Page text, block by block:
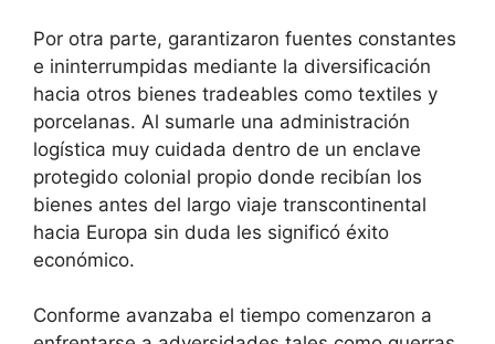
Por otra parte, garantizaron fuentes constantes
e ininterrumpidas mediante la diversificación
hacia otros bienes tradeables como textiles y
porcelanas. Al sumarle una administración
logística muy cuidada dentro de un enclave
protegido colonial propio donde recibían los
bienes antes del largo viaje transcontinental
hacia Europa sin duda les significó éxito
económico.
Conforme avanzaba el tiempo comenzaron a